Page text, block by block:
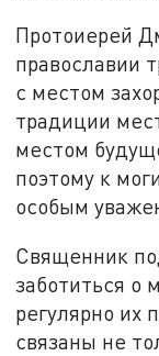
Протоиерей
православии
с местом
традиции
местом
поэтому к
особым
Священник
заботиться о
регулярно их
связаны не